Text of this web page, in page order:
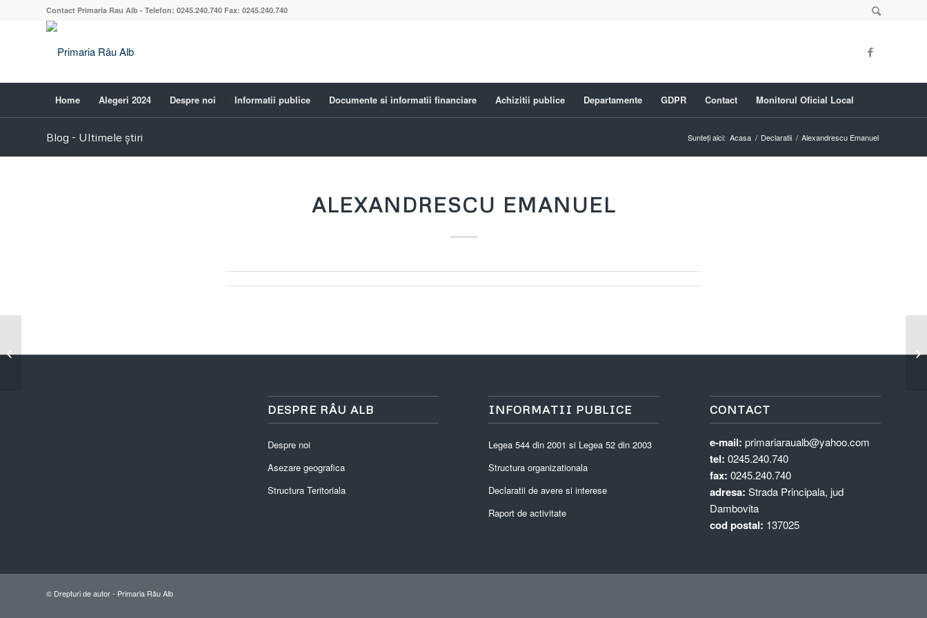
Contact Primaria Rau Alb - Telefon: 0245.240.740 Fax: 0245.240.740
Home Alegeri 2024 Despre noi Informatii publice Documente si informatii financiare Achizitii publice Departamente GDPR Contact Monitorul Oficial Local
Blog - Ultimele știri Sunteți aici: Acasa / Declaratii / Alexandrescu Emanuel
ALEXANDRESCU EMANUEL
DESPRE RÂU ALB
Despre noi
Asezare geografica
Structura Teritoriala
INFORMATII PUBLICE
Legea 544 din 2001 si Legea 52 din 2003
Structura organizationala
Declaratii de avere si interese
Raport de activitate
CONTACT
e-mail: primariaraualb@yahoo.com
tel: 0245.240.740
fax: 0245.240.740
adresa: Strada Principala, jud
Dambovita
cod postal: 137025
© Drepturi de autor - Primaria Râu Alb
Popescu Andreea-Emanuela